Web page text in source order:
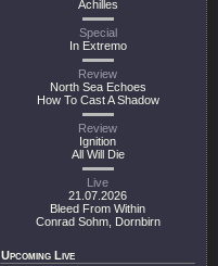
Achilles
Special
In Extremo
Review
North Sea Echoes
How To Cast A Shadow
Review
Ignition
All Will Die
Live
21.07.2026
Bleed From Within
Conrad Sohm, Dornbirn
Upcoming Live